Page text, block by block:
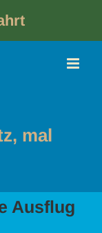
mal
Ausflug